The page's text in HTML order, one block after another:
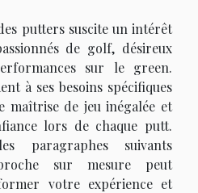
putters suscite un intérêt
de golf, désireux
sur le green.
à ses besoins spécifiques
maîtrise de jeu inégalée et
lors de chaque putt.
paragraphes suivants
sur mesure peut
votre expérience et